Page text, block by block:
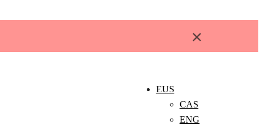
×
EUS
CAS
ENG